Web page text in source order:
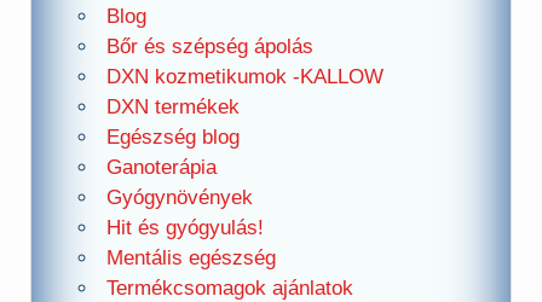
Blog
Bőr és szépség ápolás
DXN kozmetikumok -KALLOW
DXN termékek
Egészség blog
Ganoterápia
Gyógynövények
Hit és gyógyulás!
Mentális egészség
Termékcsomagok ajánlatok